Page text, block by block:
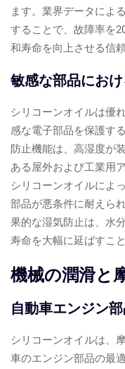
ます。業界データによ
することで、故障率を
和寿命を向上させる信
敏感な部品にお
シリコーンオイルは優
感な電子部品を保護す
防止機能は、高湿度が
ある屋外および工業用
シリコーンオイルによ
部品が悪条件に耐えら
果的な湿気防止は、水
寿命を大幅に延ばすこ
機械の潤滑と
自動車エンジン
シリコーンオイルは、
車のエンジン部品の最